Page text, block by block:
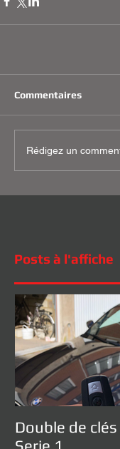
Commentaires
Rédigez un
Posts à l'affiche
Double de